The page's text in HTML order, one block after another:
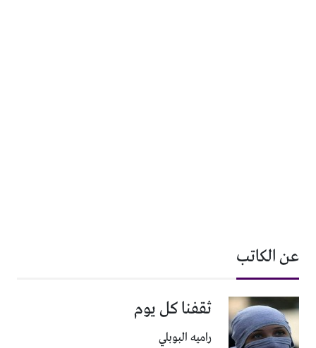
عن الكاتب
ثقفنا كل يوم
راميه البوبلي